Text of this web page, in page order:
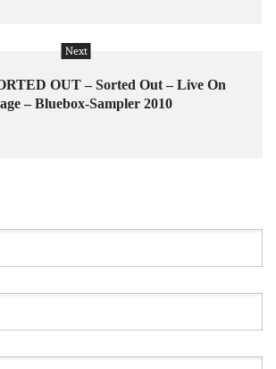
Next
OUT – Sorted Out – Live On
– Bluebox-Sampler 2010